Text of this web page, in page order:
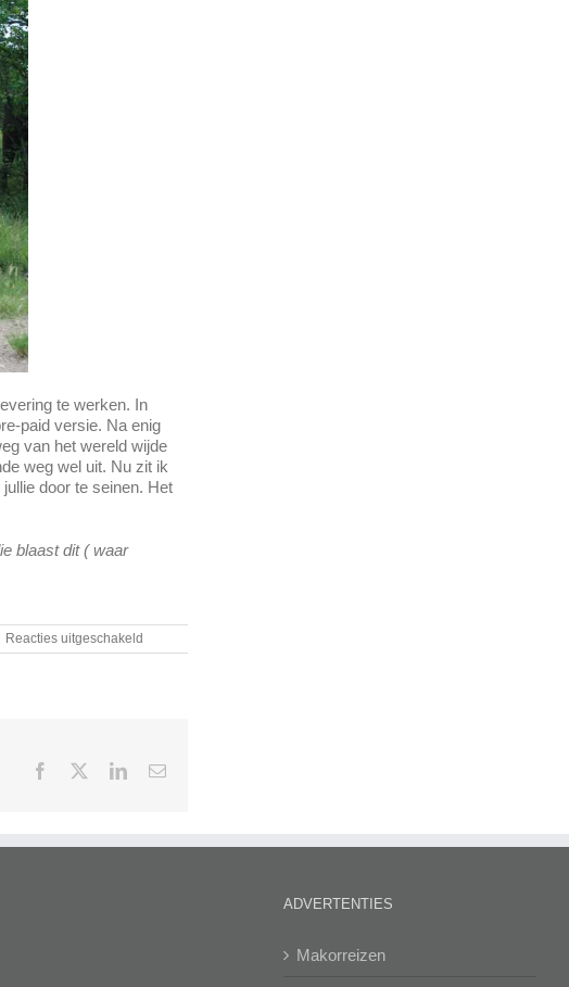
te werken. In
paid versie. Na enig
van het wereld wijde
weg wel uit. Nu zit ik
door te seinen. Het
blaast dit ( waar
Reacties uitgeschakeld
Olifanten
Facebook LinkedIn
E-
ADVERTENTIES
Makorreizen